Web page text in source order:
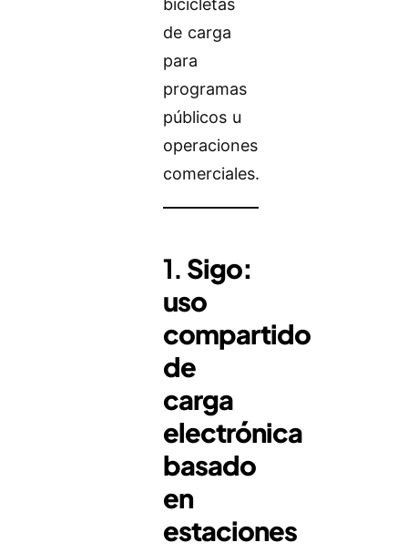
de carga
para
programas
públicos u
operaciones
comerciales.
1. Sigo:
uso
compartido
de
carga
electrónica
basado
en
estaciones